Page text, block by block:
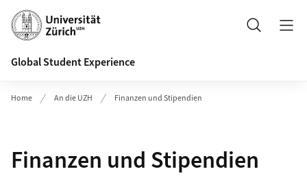
Header
Suche
Global Student Experience
Home An die UZH Finanzen und Stipendien
Finanzen und Stipendien